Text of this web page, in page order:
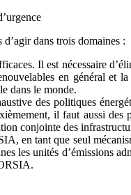
dans trois domaines :
Il est nécessaire
en général et
dans le monde.
des politiques
il faut aussi des
conjointe des
en tant que seul
les unités d’émissions